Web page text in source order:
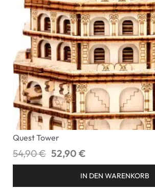
Quest Tower
54,90€ 52,90 €
IN DEN WARENKORB